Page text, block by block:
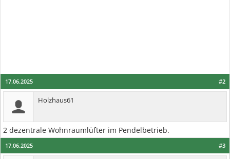
#2
17.06.2025
Holzhaus61
2 dezentrale Wohnraumlüfter im Pendelbetrieb.
#3
17.06.2025